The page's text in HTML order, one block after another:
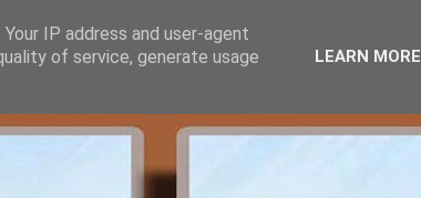
IP address and user-agent
of service, generate usage
LEARN MORE